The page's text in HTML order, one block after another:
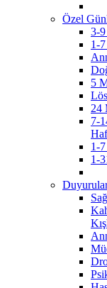
Özel
3-9
1-
5
24
7-
1-
1-